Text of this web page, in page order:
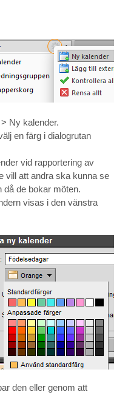
Ny kalender.
en färg i dialogrutan
vid rapportering av
vill att andra ska kunna se
då de bokar möten.
visas i den vänstra
den eller genom att